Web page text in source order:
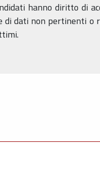
hanno diritto di
di dati non pertinenti o